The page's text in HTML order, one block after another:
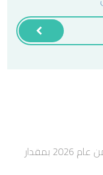
ملاحة تعلن عن صافي أرباح النصف الأول من عام 2026 بمقدار